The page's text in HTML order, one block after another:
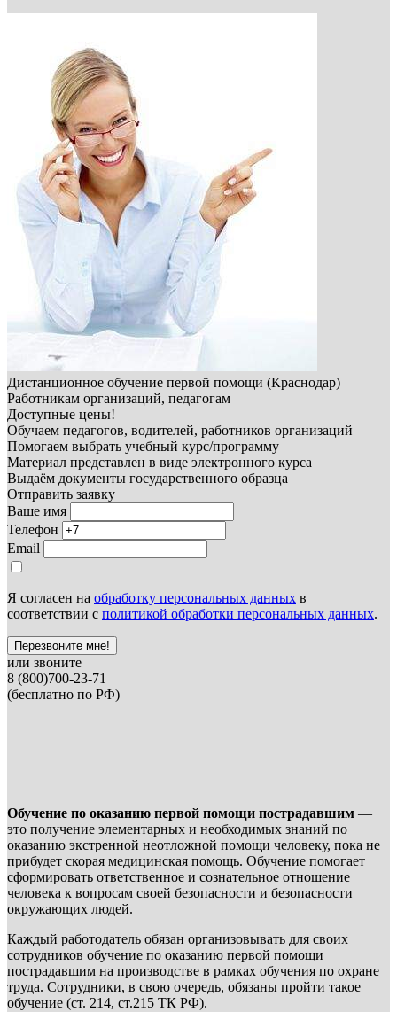
Дистанционное обучение первой помощи (Краснодар)
Работникам организаций, педагогам
Доступные цены!
Обучаем педагогов, водителей, работников организаций
Помогаем выбрать учебный курс/программу
Материал представлен в виде электронного курса
Выдаём документы государственного образца
Отправить заявку
Ваше имя
Телефон
Email
Я согласен на обработку персональных данных в
соответствии с политикой обработки персональных данных.
Перезвоните мне!
или звоните
8 (800)700-23-71
(бесплатно по РФ)
Обучение по оказанию первой помощи пострадавшим —
это получение элементарных и необходимых знаний по
оказанию экстренной неотложной помощи человеку, пока не
прибудет скорая медицинская помощь. Обучение помогает
сформировать ответственное и сознательное отношение
человека к вопросам своей безопасности и безопасности
окружающих людей.
Каждый работодатель обязан организовывать для своих
сотрудников обучение по оказанию первой помощи
пострадавшим на производстве в рамках обучения по охране
труда. Сотрудники, в свою очередь, обязаны пройти такое
обучение (ст. 214, ст.215 ТК РФ).